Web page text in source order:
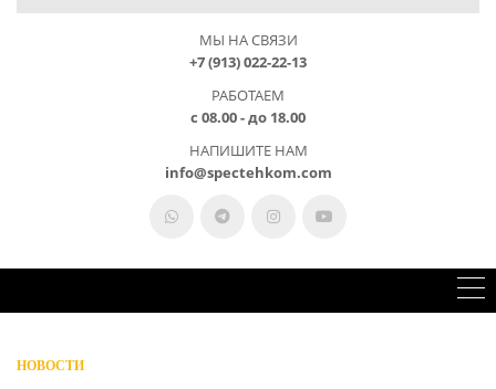
МЫ НА СВЯЗИ
+7 (913) 022-22-13
РАБОТАЕМ
с 08.00 - до 18.00
НАПИШИТЕ НАМ
info@spectehkom.com
НОВОСТИ